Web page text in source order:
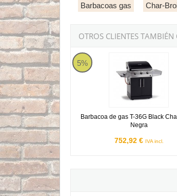
Barbacoas gas Char-
OTROS CLIENTES
5%
Barbacoa de gas T-36G Black
Negra
752,92 € IVA incl.
Barbacoa de gas T-36G Black